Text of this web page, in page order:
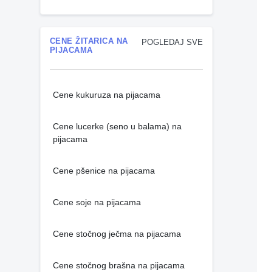
POGLEDAJ SVE
CENE ŽITARICA NA
PIJACAMA
Cene kukuruza na pijacama
Cene lucerke (seno u balama) na
pijacama
Cene pšenice na pijacama
Cene soje na pijacama
Cene stočnog ječma na pijacama
Cene stočnog brašna na pijacama